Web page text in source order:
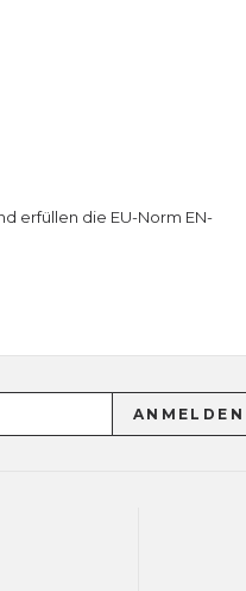
erfüllen die EU-Norm EN-